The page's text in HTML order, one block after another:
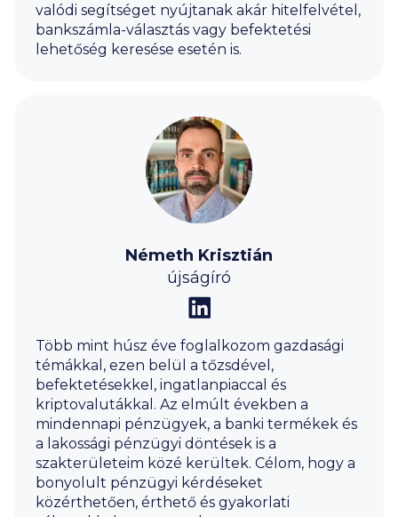
valódi segítséget nyújtanak akár hitelfelvétel,
bankszámla-választás vagy befektetési
lehetőség keresése esetén is.
Németh Krisztián
újságíró
Több mint húsz éve foglalkozom gazdasági
témákkal, ezen belül a tőzsdével,
befektetésekkel, ingatlanpiaccal és
kriptovalutákkal. Az elmúlt években a
mindennapi pénzügyek, a banki termékek és
a lakossági pénzügyi döntések is a
szakterületeim közé kerültek. Célom, hogy a
bonyolult pénzügyi kérdéseket
közérthetően, érthető és gyakorlati